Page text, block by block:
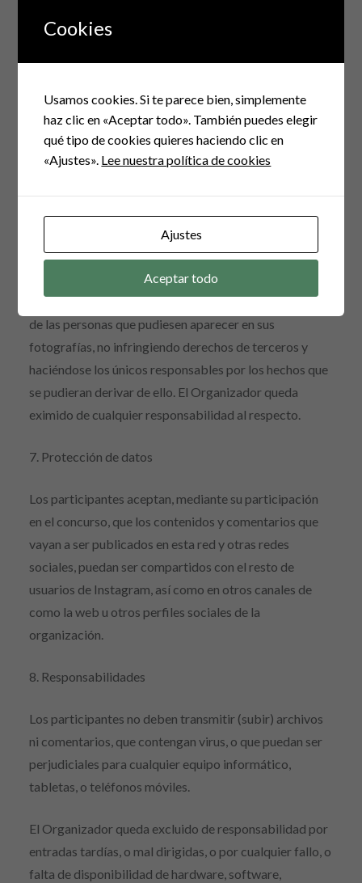
El premio no podrá ser canjeado por su valor en
metálico.
6. Cesión de derechos
Los participantes asumen la responsabilidad en cuanto
a la autoría y originalidad de las imágenes que envíen y
sus fotografías, con el fin de que el Organizador pueda
usarlas en cualquiera de los canales necesarios, a
efectos de comunicación y divulgación.
Los participantes velarán por los derechos de imagen
de las personas que pudiesen aparecer en sus
fotografías, no infringiendo derechos de terceros y
haciéndose los únicos responsables por los hechos que
se pudieran derivar de ello. El Organizador queda
eximido de cualquier responsabilidad al respecto.
7. Protección de datos
Los participantes aceptan, mediante su participación
en el concurso, que los contenidos y comentarios que
vayan a ser publicados en esta red y otras redes
sociales, puedan ser compartidos con el resto de
usuarios de Instagram, así como en otros canales de
como la web u otros perfiles sociales de la
organización.
8. Responsabilidades
Los participantes no deben transmitir (subir) archivos
ni comentarios, que contengan virus, o que puedan ser
perjudiciales para cualquier equipo informático,
tabletas, o teléfonos móviles.
El Organizador queda excluido de responsabilidad por
entradas tardías, o mal dirigidas, o por cualquier fallo, o
falta de disponibilidad de hardware, software,
Cookies
Usamos cookies. Si te parece bien, simplemente
haz clic en «Aceptar todo». También puedes elegir
qué tipo de cookies quieres haciendo clic en
«Ajustes». Lee nuestra política de cookies
Ajustes
Aceptar todo